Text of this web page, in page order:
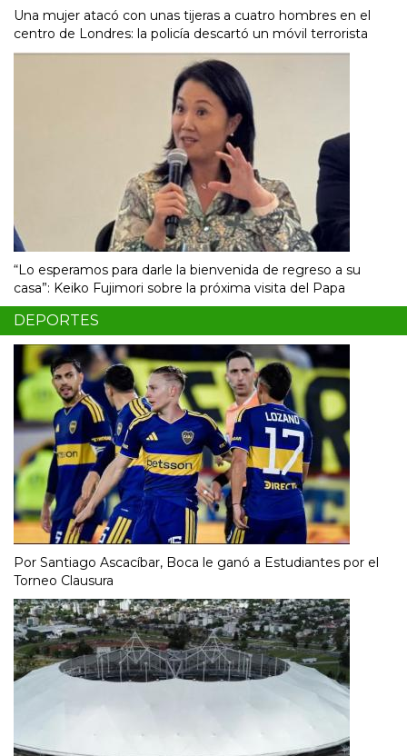
Una mujer atacó con unas tijeras a cuatro hombres en el
centro de Londres: la policía descartó un móvil terrorista
“Lo esperamos para darle la bienvenida de regreso a su
casa”: Keiko Fujimori sobre la próxima visita del Papa
DEPORTES
Por Santiago Ascacíbar, Boca le ganó a Estudiantes por el
Torneo Clausura